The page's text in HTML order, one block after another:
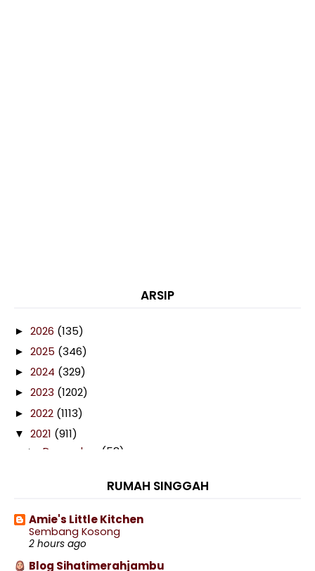
ARSIP
► 2026 (135)
► 2025 (346)
► 2024 (329)
► 2023 (1202)
► 2022 (1113)
▼ 2021 (911)
► December (58)
(97)
► September(88)
►August(72)
(76)
RUMAH SINGGAH
Amie's Little Kitchen
Sembang Kosong
2 hours ago
Blog Sihatimerahjambu